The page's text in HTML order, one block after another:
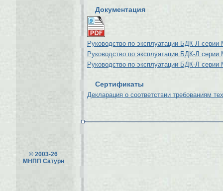
Документация
Руководство по эксплуатации БДК-Л серии
Руководство по эксплуатации БДК-Л серии
Руководство по эксплуатации БДК-Л серии
Сертификаты
Декларация о соответствии требованиям
© 2003-26
МНПП Сатурн